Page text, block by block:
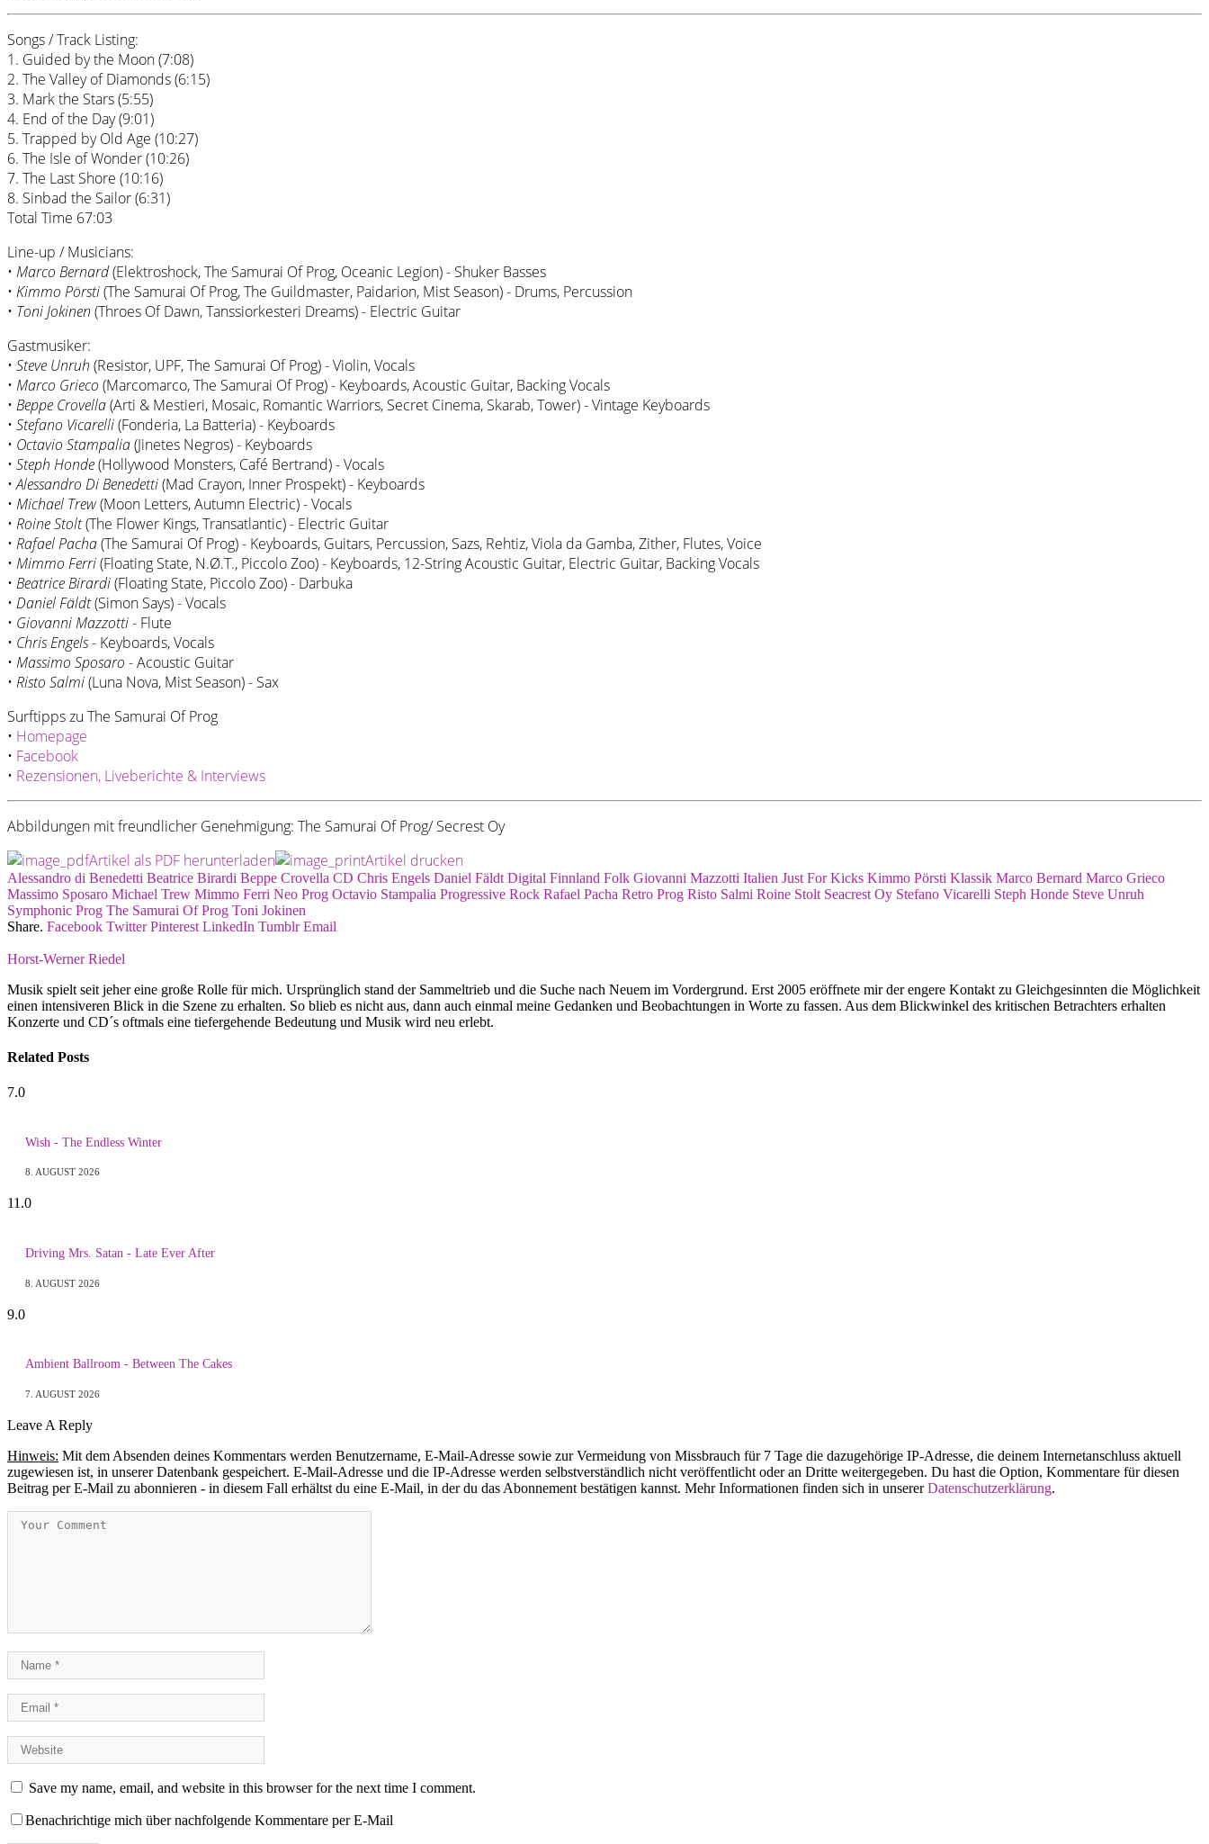
Songs / Track Listing:
1. Guided by the Moon (7:08)
2. The Valley of Diamonds (6:15)
3. Mark the Stars (5:55)
4. End of the Day (9:01)
5. Trapped by Old Age (10:27)
6. The Isle of Wonder (10:26)
7. The Last Shore (10:16)
8. Sinbad the Sailor (6:31)
Total Time 67:03
Line-up / Musicians:
• Marco Bernard(Elektroshock, The Samurai Of Prog, Oceanic Legion) - Shuker Basses
• Kimmo Pörsti(The Samurai Of Prog, The Guildmaster, Paidarion, Mist Season) - Drums, Percussion
• Toni Jokinen (Throes Of Dawn, Tanssiorkesteri Dreams) - Electric Guitar
Gastmusiker:
• Steve Unruh (Resistor, UPF, The Samurai Of Prog) - Violin, Vocals
• Marco Grieco (Marcomarco, The Samurai Of Prog) - Keyboards, Acoustic Guitar, Backing Vocals
• Beppe Crovella(Arti & Mestieri, Mosaic, Romantic Warriors, Secret Cinema, Skarab, Tower) - Vintage Keyboards
• Stefano Vicarelli(Fonderia, La Batteria) - Keyboards
• Octavio Stampalia(Jinetes Negros) - Keyboards
• Steph Honde(Hollywood Monsters, Café Bertrand) - Vocals
•Alessandro Di Benedetti(Mad Crayon, Inner Prospekt) - Keyboards
• Michael Trew(Moon Letters, Autumn Electric) - Vocals
• Roine Stolt(The Flower Kings, Transatlantic) - Electric Guitar
• Rafael Pacha(The Samurai Of Prog) - Keyboards, Guitars, Percussion, Sazs, Rehtiz, Viola da Gamba, Zither, Flutes, Voice
• Mimmo Ferri(Floating State, N.Ø.T., Piccolo Zoo) - Keyboards, 12-String Acoustic Guitar, Electric Guitar, Backing Vocals
• Beatrice Birardi(Floating State, Piccolo Zoo) - Darbuka
• Daniel Fäldt(Simon Says) - Vocals
• Giovanni Mazzotti- Flute
• Chris Engels- Keyboards, Vocals
• Massimo Sposaro - Acoustic Guitar
• Risto Salmi(Luna Nova, Mist Season) - Sax
Surftipps zu The Samurai Of Prog
• Homepage
• Facebook
• Rezensionen, Liveberichte & Interviews
Abbildungen mit freundlicher Genehmigung: The Samurai Of Prog/ Secrest Oy
Artikel als PDF herunterladen
Artikel drucken
Alessandro di Benedetti Beatrice Birardi Beppe Crovella CD Chris Engels Daniel Fäldt Digital Finnland Folk Giovanni Mazzotti Italien Just For Kicks Kimmo Pörsti Klassik Marco Bernard Marco Grieco
Massimo Sposaro Michael Trew Mimmo Ferri Neo Prog Octavio Stampalia Progressive Rock Rafael Pacha Retro Prog Risto Salmi Roine Stolt Seacrest Oy Stefano Vicarelli Steph Honde Steve Unruh
Symphonic Prog The Samurai Of Prog Toni Jokinen
Share. Facebook Twitter Pinterest LinkedIn Tumblr Email
Horst-Werner Riedel
Musik spielt seit jeher eine große Rolle für mich. Ursprünglich stand der Sammeltrieb und die Suche nach Neuem im Vordergrund. Erst 2005 eröffnete mir der engere Kontakt zu Gleichgesinnten die Möglichkeit
einen intensiveren Blick in die Szene zu erhalten. So blieb es nicht aus, dann auch einmal meine Gedanken und Beobachtungen in Worte zu fassen. Aus dem Blickwinkel des kritischen Betrachters erhalten
Konzerte und CD´s oftmals eine tiefergehende Bedeutung und Musik wird neu erlebt.
Related Posts
7.0
Wish - The Endless Winter
8. AUGUST 2026
11.0
Driving Mrs. Satan - Late Ever After
8. AUGUST 2026
9.0
Ambient Ballroom - Between The Cakes
7. AUGUST 2026
Leave A Reply
Hinweis: Mit dem Absenden deines Kommentars werden Benutzername, E-Mail-Adresse sowie zur Vermeidung von Missbrauch für 7 Tage die dazugehörige IP-Adresse, die deinem Internetanschluss aktuell
zugewiesen ist, in unserer Datenbank gespeichert. E-Mail-Adresse und die IP-Adresse werden selbstverständlich nicht veröffentlicht oder an Dritte weitergegeben. Du hast die Option, Kommentare für diesen
Beitrag per E-Mail zu abonnieren - in diesem Fall erhältst du eine E-Mail, in der du das Abonnement bestätigen kannst. Mehr Informationen finden sich in unsererDatenschutzerklärung.
Save my name, email, and website in this browser for the next time I comment.
Benachrichtige mich über nachfolgende Kommentare per E-Mail